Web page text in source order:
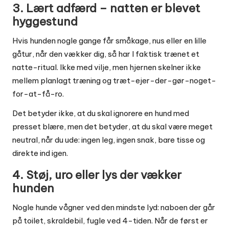
3. Lært adfærd – natten er blevet
hyggestund
Hvis hunden nogle gange får småkage, nus eller en lille
gåtur, når den vækker dig, så har I faktisk trænet et
natte-ritual. Ikke med vilje, men hjernen skelner ikke
mellem planlagt træning og træt-ejer-der-gør-noget-
for-at-få-ro.
Det betyder ikke, at du skal ignorere en hund med
presset blære, men det betyder, at du skal være meget
neutral, når duude: ingen leg, ingen snak, bare tisse og
direkte ind igen.
4. Støj, uro eller lys der vækker
hunden
Nogle hunde vågner ved den mindste lyd: naboen der går
på toilet, skraldebil, fugle ved 4-tiden. Når de først er